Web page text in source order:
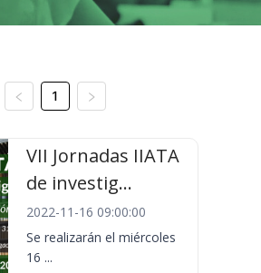
1
VII Jornadas IIATA
de investig...
2022-11-16 09:00:00
Se realizarán el miércoles
16 ...